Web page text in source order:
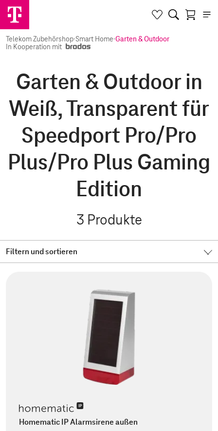
Telekom Zubehörshop·Smart Home·Garten & Outdoor
In Kooperation mit
Garten & Outdoor in
Weiß, Transparent für
Speedport Pro/Pro
Plus/Pro Plus Gaming
Edition
3 Produkte
Filtern und sortieren
Homematic IP Alarmsirene außen